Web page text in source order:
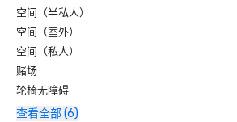
空间（半私人）
空间（室外）
空间（私人）
赌场
轮椅无障碍
查看全部 (6)